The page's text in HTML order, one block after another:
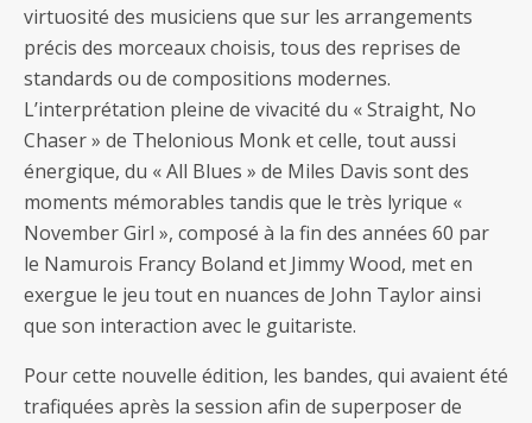
virtuosité des musiciens que sur les arrangements
précis des morceaux choisis, tous des reprises de
standards ou de compositions modernes.
L’interprétation pleine de vivacité du « Straight, No
Chaser » de Thelonious Monk et celle, tout aussi
énergique, du « All Blues » de Miles Davis sont des
moments mémorables tandis que le très lyrique «
November Girl », composé à la fin des années 60 par
le Namurois Francy Boland et Jimmy Wood, met en
exergue le jeu tout en nuances de John Taylor ainsi
que son interaction avec le guitariste.
Pour cette nouvelle édition, les bandes, qui avaient été
trafiquées après la session afin de superposer de